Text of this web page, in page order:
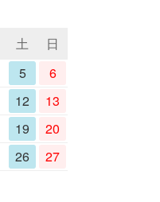
土
日
5
6
12
13
19
20
26
27